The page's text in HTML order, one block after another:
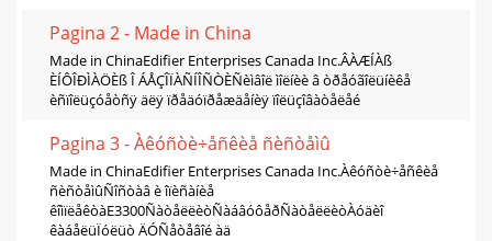
Pagina 2 - Made in China
Made in ChinaEdifier Enterprises Canada Inc.ÂÀÆÍÀß
ÈÍÔÎÐÌÀÖÈß Î ÁÅÇÎÏÀÑÍÎÑÒÈÑèìâîë ìîëíèè â òðåóãîëüíèêå
èñïîëüçóåòñÿ äëÿ ïðåäóïðåæäåíèÿ ïîëüçîâàòåëåé
Pagina 3 - Àêóñòè÷åñêèå ñèñòåìû
Made in ChinaEdifier Enterprises Canada Inc.Àêóñòè÷åñêèå
ñèñòåìûÑîñòàâ è îïèñàíèå
êîìïëåêòàE3300ÑàòåëëèòÑàáâóôåðÑàòåëëèòÀóäèî
êàáåëüÏóëüò ÄÓÑåòåâîé àä